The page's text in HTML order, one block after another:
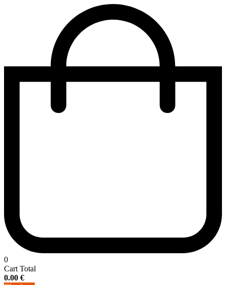
0
Cart Total
0.00 €